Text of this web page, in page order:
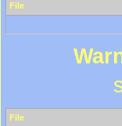
File
File